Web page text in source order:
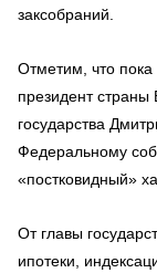
заксобраний.
Отметим, что пока
президент
государства
Федеральному
«постковидный»
От главы
ипотеки,